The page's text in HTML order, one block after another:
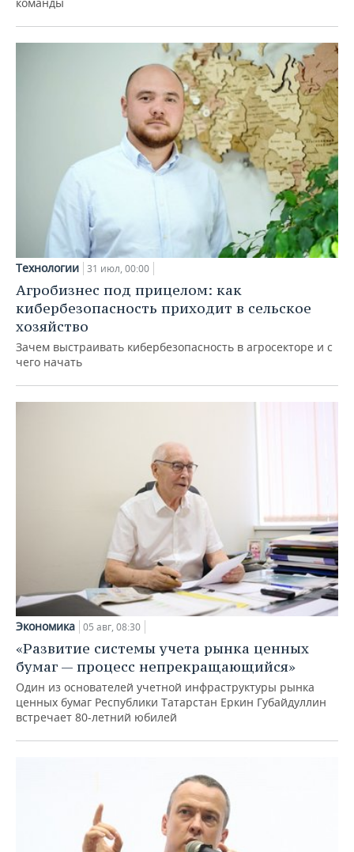
Технологии 31 июл, 00:00
Агробизнес под прицелом: как
кибербезопасность приходит в сельское
хозяйство
Зачем выстраивать кибербезопасность в агросекторе и с
чего начать
Экономика 05 авг, 08:30
«Развитие системы учета рынка ценных
бумаг — процесс непрекращающийся»
Один из основателей учетной инфраструктуры рынка
ценных бумаг Республики Татарстан Еркин Губайдуллин
встречает 80-летний юбилей